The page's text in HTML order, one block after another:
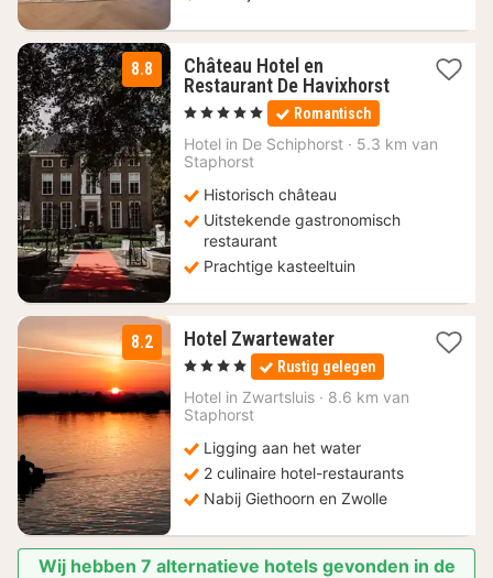
8.8
Château Hotel en
Restaurant De Havixhorst1
159
, 5 Sterren Romantisch
Hotel in De Schiphorst · 5.3 km van
Staphorst
Historisch château
Uitstekende gastronomisch
restaurant
Prachtige kasteeltuin
8.2 Hotel Zwartewater1
nacht
vanaf
109
, 4 Sterren Rustig gelegen
Hotel in Zwartsluis · 8.6 km van
Staphorst
Ligging aan het water
2 culinaire hotel-restaurants
Nabij Giethoorn en Zwolle
Wij hebben 7 alternatieve hotels gevonden in de